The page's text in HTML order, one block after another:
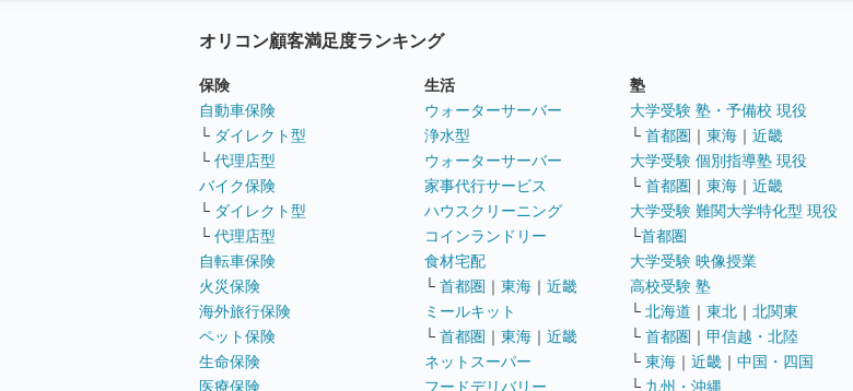
オリコン顧客満足度ランキング
保険
自動車保険
└ ダイレクト型
└ 代理店型
バイク保険
└ ダイレクト型
└ 代理店型
自転車保険
火災保険
海外旅行保険
ペット保険
生命保険
医療保険
生活
ウォーターサーバー
浄水型
ウォーターサーバー
家事代行サービス
ハウスクリーニング
コインランドリー
食材宅配
└ 首都圏 ｜ 東海 ｜ 近畿
ミールキット
└ 首都圏 ｜ 東海 ｜ 近畿
ネットスーパー
フードデリバリー
塾
大学受験 塾・予備校 現役
└ 首都圏 ｜ 東海 ｜ 近畿
大学受験 個別指導塾 現役
└ 首都圏 ｜ 東海 ｜ 近畿
大学受験 難関大学特化型 現役
└首都圏
大学受験 映像授業
高校受験 塾
└ 北海道 ｜ 東北 ｜ 北関東
└ 首都圏 ｜ 甲信越・北陸
└ 東海 ｜ 近畿 ｜ 中国・四国
└ 九州・沖縄